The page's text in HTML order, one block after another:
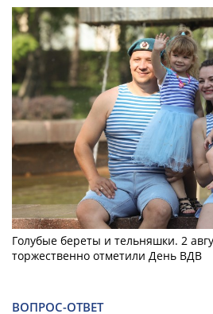
Голубые береты и тельняшки. 2
торжественно отметили День ВДВ
ВОПРОС-ОТВЕТ